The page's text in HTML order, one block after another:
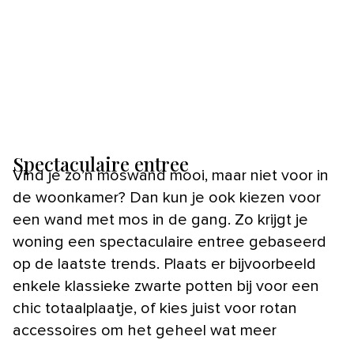
Spectaculaire entree
Vind je zo’n moswand mooi, maar niet voor in
de woonkamer? Dan kun je ook kiezen voor
een wand met mos in de gang. Zo krijgt je
woning een spectaculaire entree gebaseerd
op de laatste trends. Plaats er bijvoorbeeld
enkele klassieke zwarte potten bij voor een
chic totaalplaatje, of kies juist voor rotan
accessoires om het geheel wat meer